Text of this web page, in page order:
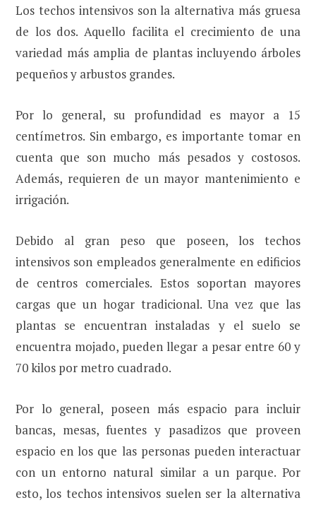
Los techos intensivos son la alternativa más gruesa
de los dos. Aquello facilita el crecimiento de una
variedad más amplia de plantas incluyendo árboles
pequeños y arbustos grandes.
Por lo general, su profundidad es mayor a 15
centímetros. Sin embargo, es importante tomar en
cuenta que son mucho más pesados y costosos.
Además, requieren de un mayor mantenimiento e
irrigación.
Debido al gran peso que poseen, los techos
intensivos son empleados generalmente en edificios
de centros comerciales. Estos soportan mayores
cargas que un hogar tradicional. Una vez que las
plantas se encuentran instaladas y el suelo se
encuentra mojado, pueden llegar a pesar entre 60 y
70 kilos por metro cuadrado.
Por lo general, poseen más espacio para incluir
bancas, mesas, fuentes y pasadizos que proveen
espacio en los que las personas pueden interactuar
con un entorno natural similar a un parque. Por
esto, los techos intensivos suelen ser la alternativa